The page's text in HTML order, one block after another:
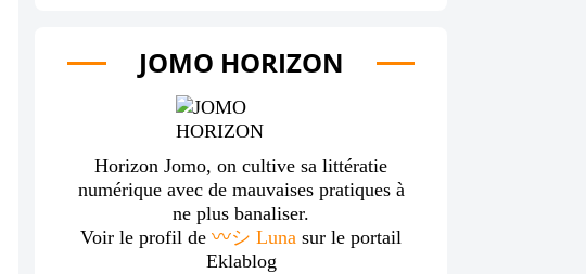
JOMO HORIZON
Horizon Jomo, on cultive sa littératie
numérique avec de mauvaises pratiques à
ne plus banaliser.
Voir le profil de 〰️シ Luna sur le portail
Eklablog